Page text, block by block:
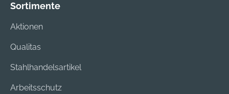
Sortimente
Aktionen
Qualitas
Stahlhandelsartikel
Arbeitsschutz